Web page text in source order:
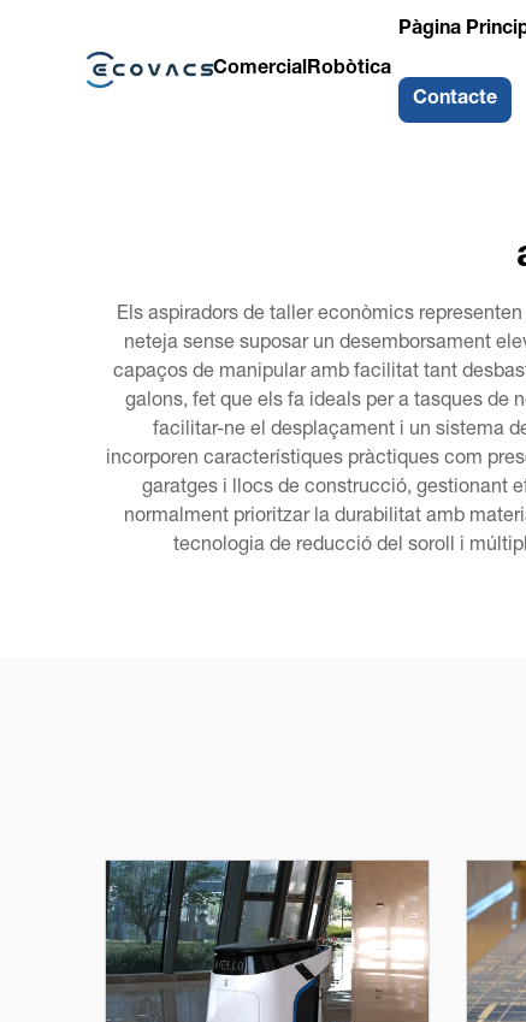
ComercialRobòtica
Pàgina
Contacte
Els aspiradors de taller econòmics
neteja sense suposar un desemborsament
capaços de manipular amb facilitat tant
galons, fet que els fa ideals per a tasques de
facilitar-ne el desplaçament i un sistema
incorporen característiques pràctiques com
garatges i llocs de construcció, gestionant
normalment prioritzar la durabilitat amb
tecnologia de reducció del soroll i